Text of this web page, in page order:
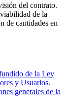
del contrato.
de la
de cantidades en
de la Ley
y Usuarios.
generales de la